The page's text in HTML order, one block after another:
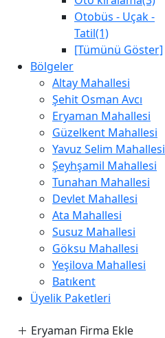
Otobüs - Uçak -
Tatil(1)
[Tümünü Göster]
Bölgeler
Altay Mahallesi
Şehit Osman Avcı
Eryaman Mahallesi
Güzelkent Mahallesi
Yavuz Selim Mahallesi
Şeyhşamil Mahallesi
Tunahan Mahallesi
Devlet Mahallesi
Ata Mahallesi
Susuz Mahallesi
Göksu Mahallesi
Yeşilova Mahallesi
Batıkent
Üyelik Paketleri
Eryaman Firma Ekle